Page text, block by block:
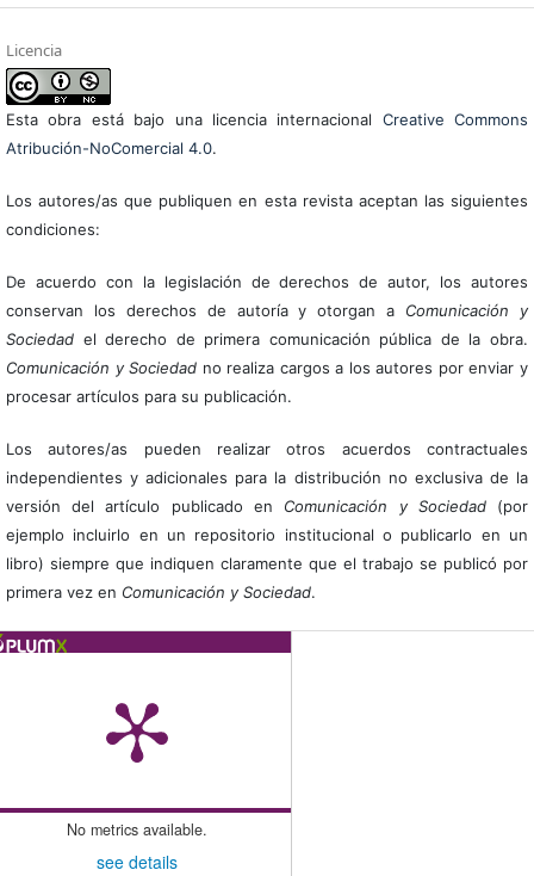
Licencia
Esta obra está bajo una licencia internacional Creative Commons
Atribución-NoComercial 4.0.
Los autores/as que publiquen en esta revista aceptan las siguientes
condiciones:
De acuerdo con la legislación de derechos de autor, los autores
conservan los derechos de autoría y otorgan a Comunicación y
Sociedadel derecho de primera comunicación pública de la obra.
Comunicación y Sociedad no realiza cargos a los autores por enviar y
procesar artículos para su publicación.
Los autores/as pueden realizar otros acuerdos contractuales
independientes y adicionales para la distribución no exclusiva de la
versión del artículo publicado en Comunicación y Sociedad(por
ejemplo incluirlo en un repositorio institucional o publicarlo en un
libro) siempre que indiquen claramente que el trabajo se publicó por
primera vez en Comunicación y Sociedad.
No metrics available.
see details